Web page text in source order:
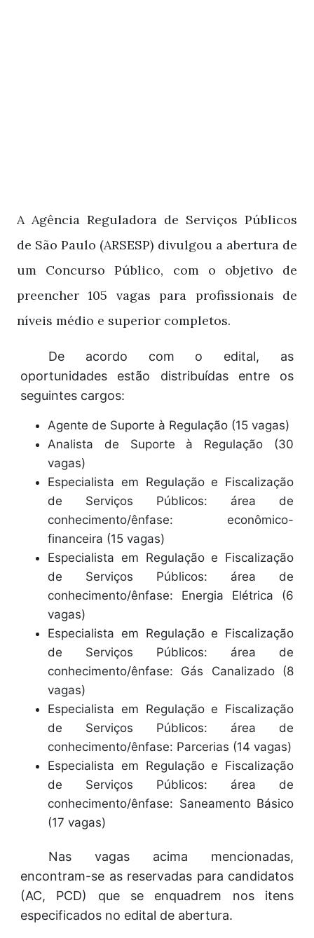
A Agência Reguladora de Serviços Públicos
de São Paulo (ARSESP) divulgou a abertura de
um Concurso Público, com o objetivo de
preencher 105 vagas para profissionais de
níveis médio e superior completos.
De acordo com o edital, as
oportunidades estão distribuídas entre os
seguintes cargos:
Agente de Suporte à Regulação (15 vagas)
Analista de Suporte à Regulação (30
vagas)
Especialista em Regulação e Fiscalização
de Serviços Públicos: área de
conhecimento/ênfase: econômico-
financeira (15 vagas)
Especialista em Regulação e Fiscalização
de Serviços Públicos: área de
conhecimento/ênfase: Energia Elétrica (6
vagas)
Especialista em Regulação e Fiscalização
de Serviços Públicos: área de
conhecimento/ênfase: Gás Canalizado (8
vagas)
Especialista em Regulação e Fiscalização
de Serviços Públicos: área de
conhecimento/ênfase: Parcerias (14 vagas)
Especialista em Regulação e Fiscalização
de Serviços Públicos: área de
conhecimento/ênfase: Saneamento Básico
(17 vagas)
Nas vagas acima mencionadas,
encontram-se as reservadas para candidatos
(AC, PCD) que se enquadrem nos itens
especificados no edital de abertura.